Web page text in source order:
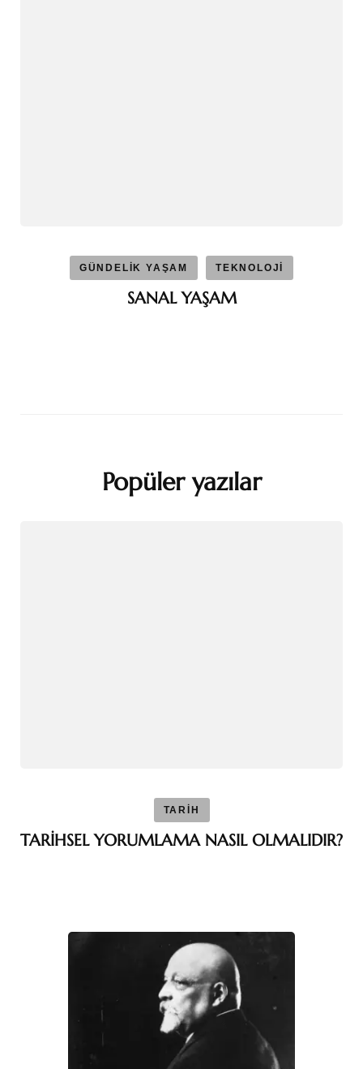
GÜNDELİK YAŞAM TEKNOLOJİ
SANAL YAŞAM
Popüler yazılar
TARİH
TARİHSEL YORUMLAMA NASIL OLMALIDIR?